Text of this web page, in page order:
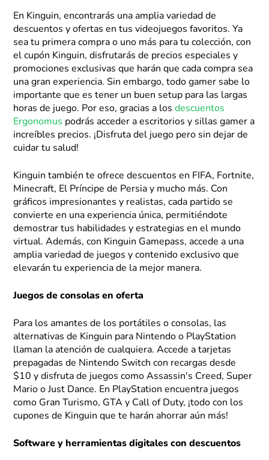
En Kinguin, encontrarás una amplia variedad de
descuentos y ofertas en tus videojuegos favoritos. Ya
sea tu primera compra o uno más para tu colección, con
el cupón Kinguin, disfrutarás de precios especiales y
promociones exclusivas que harán que cada compra sea
una gran experiencia. Sin embargo, todo gamer sabe lo
importante que es tener un buen setup para las largas
horas de juego. Por eso, gracias a losdescuentos
Ergonomus podrás acceder a escritorios y sillas gamer a
increíbles precios. ¡Disfruta del juego pero sin dejar de
cuidar tu salud!
Kinguin también te ofrece descuentos en FIFA, Fortnite,
Minecraft, El Príncipe de Persia y mucho más. Con
gráficos impresionantes y realistas, cada partido se
convierte en una experiencia única, permitiéndote
demostrar tus habilidades y estrategias en el mundo
virtual. Además, con Kinguin Gamepass, accede a una
amplia variedad de juegos y contenido exclusivo que
elevarán tu experiencia de la mejor manera.
Juegos de consolas en oferta
Para los amantes de los portátiles o consolas, las
alternativas de Kinguin para Nintendo o PlayStation
llaman la atención de cualquiera. Accede a tarjetas
prepagadas de Nintendo Switch con recargas desde
$10 y disfruta de juegos como Assassin's Creed, Super
Mario o Just Dance. En PlayStation encuentra juegos
como Gran Turismo, GTA y Call of Duty, ¡todo con los
cupones de Kinguin que te harán ahorrar aún más!
Software y herramientas digitales con descuentos